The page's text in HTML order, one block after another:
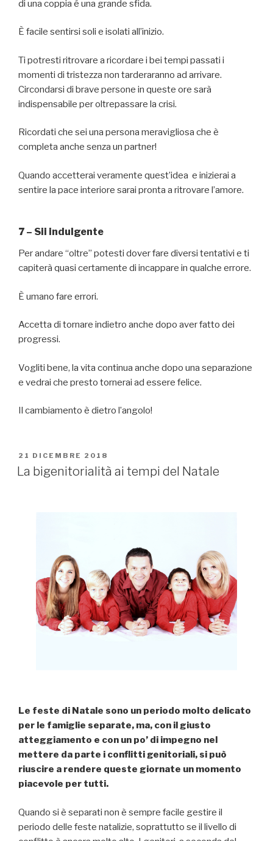
di una coppia é una grande sfida.
È facile sentirsi soli e isolati all’inizio.
Ti potresti ritrovare a ricordare i bei tempi passati i
momenti di tristezza non tarderaranno ad arrivare.
Circondarsi di brave persone in queste ore sarà
indispensabile per oltrepassare la crisi.
Ricordati che sei una persona meravigliosa che è
completa anche senza un partner!
Quando accetterai veramente quest’idea e inizierai a
sentire la pace interiore sarai pronta a ritrovare l’amore.
7 – Sii indulgente
Per andare “oltre” potesti dover fare diversi tentativi e ti
capiterà quasi certamente di incappare in qualche errore.
È umano fare errori.
Accetta di tornare indietro anche dopo aver fatto dei
progressi.
Vogliti bene, la vita continua anche dopo una separazione
e vedrai che presto tornerai ad essere felice.
Il cambiamento è dietro l’angolo!
PUBBLICATO
IL
21 DICEMBRE 2018
La bigenitorialità ai tempi del Natale
Le feste di Natale sono un periodo molto delicato
per le famiglie separate, ma, con il giusto
atteggiamento e con un po’ di impegno nel
mettere da parte i conflitti genitoriali, si può
riuscire a rendere queste giornate un momento
piacevole per tutti.
Quando si è separati non è sempre facile gestire il
periodo delle feste natalizie, soprattutto se il livello di